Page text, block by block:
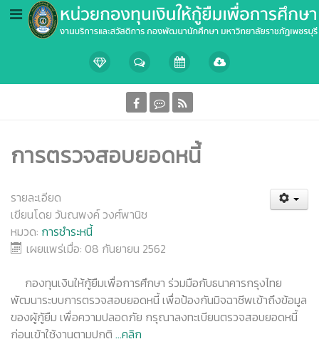
การตรวจสอบยอดหนี้
รายละเอียด
เขียนโดย วันณพงค์ วงศ์พานิช
หมวด: การชำระหนี้
เผยแพร่เมื่อ: 08 กันยายน 2562
กองทุนเงินให้กู้ยืมเพื่อการศึกษา ร่วมมือกับธนาคารกรุงไทย
พัฒนาระบบการตรวจสอบยอดหนี้ เพื่อป้องกันมิจฉาชีพเข้าถึงข้อมูล
ของผู้กู้ยืม เพื่อความปลอดภัย กรุณาลงทะเบียนตรวจสอบยอดหนี้
ก่อนเข้าใช้งานตามปกติ ...คลิก